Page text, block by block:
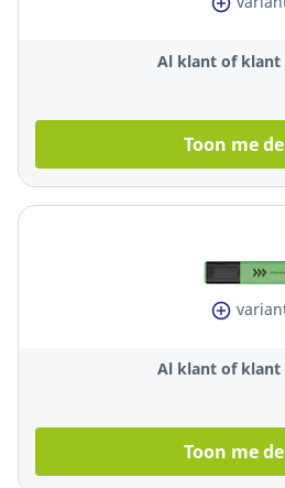
Al klant of klant
Toon me
Al klant of klant
Toon me